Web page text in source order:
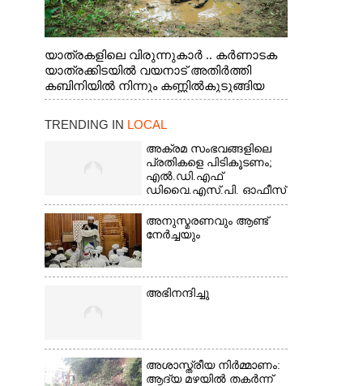
യാത്രകളിലെ വിരുന്നുകാർ .. കർണാടക
യാത്രക്കിടയിൽ വയനാട് അതിർത്തി
കബിനിയിൽ നിന്നും കണ്ണിൽകുടുങ്ങിയ
കടുവ.
TRENDING IN LOCAL
അക്രമ സംഭവങ്ങളിലെ
പ്രതികളെ പിടികൂടണം;
എൽ.ഡി.എഫ്
ഡിവൈ.എസ്.പി. ഓഫീസ്
മാർച്ച്
അനുസ്മരണവും ആണ്ട്
നേർച്ചയും
അഭിനന്ദിച്ചു
അശാസ്ത്രീയ നിർമ്മാണം:
ആദ്യ മഴയിൽ തകർന്ന്